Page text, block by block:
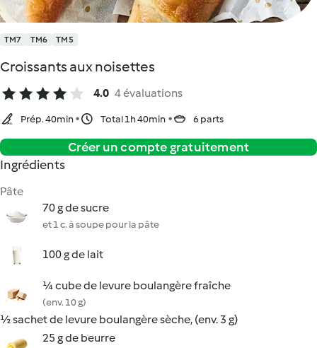
TM7 TM6 TM5
Croissants aux noisettes
4.0 4 évaluations
Prép. 40min Total 1h 40min 6 parts
Créer un compte gratuitement
Ingrédients
Pâte
70 g de sucre
et 1 c. à soupe pour la pâte
100 g de lait
¼ cube de levure boulangère fraîche
(env. 10 g)
½ sachet de levure boulangère sèche, (env. 3 g)
25 g de beurre